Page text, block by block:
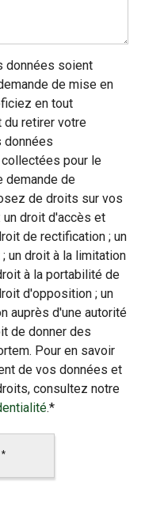
données soient
de mise en
en tout
du retirer votre
données
pour le
demande de
de droits sur vos
un droit d'accès et
de rectification ; un
un droit à la limitation
à la portabilité de
d'opposition ; un
auprès d'une autorité
de donner des
Pour en savoir
de vos données et
consultez notre
.*
*